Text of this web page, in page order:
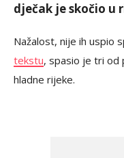
dječak je skočio u
Nažalost, nije ih uspio
tekstu, spasio je tri od
hladne rijeke.